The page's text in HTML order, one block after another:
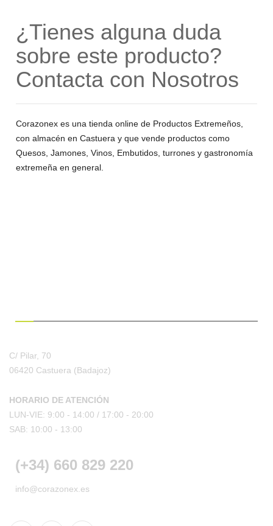
¿Tienes alguna duda
sobre este producto?
Contacta con Nosotros
Corazonex es una tienda online de Productos Extremeños,
con almacén en Castuera y que vende productos como
Quesos, Jamones, Vinos, Embutidos, turrones y gastronomía
extremeña en general.
C/ Pilar, 70
06420 Castuera (Badajoz)
HORARIO DE ATENCIÓN
LUN-VIE: 9:00 - 14:00 / 17:00 - 20:00
SAB: 10:00 - 13:00
(+34) 660 829 220
info@corazonex.es